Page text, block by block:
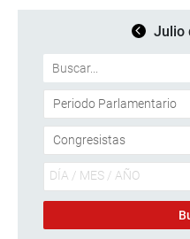
Julio